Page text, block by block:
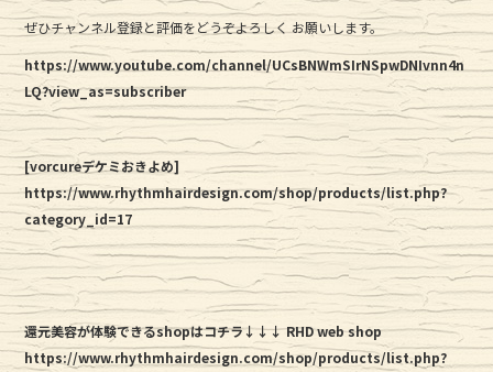
ぜひチャンネル登録と評価をどうぞよろしく お願いします。
https://www.youtube.com/channel/UCsBNWmSIrNSpwDNIvnn4n
LQ?view_as=subscriber
[vorcureデケミおきよめ]
https://www.rhythmhairdesign.com/shop/products/list.php?
category_id=17
還元美容が体験できるshopはコチラ↓↓↓ RHD web shop
https://www.rhythmhairdesign.com/shop/products/list.php?